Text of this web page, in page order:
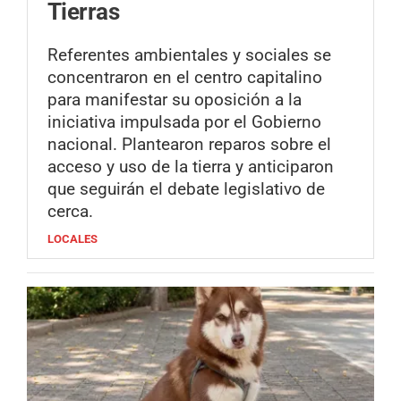
Tierras
Referentes ambientales y sociales se
concentraron en el centro capitalino
para manifestar su oposición a la
iniciativa impulsada por el Gobierno
nacional. Plantearon reparos sobre el
acceso y uso de la tierra y anticiparon
que seguirán el debate legislativo de
cerca.
LOCALES